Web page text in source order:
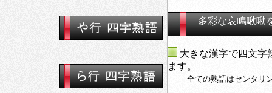
多彩な哀鳴啾啾
大きな漢字で四文字
ます。
全ての熟語はセンタリ